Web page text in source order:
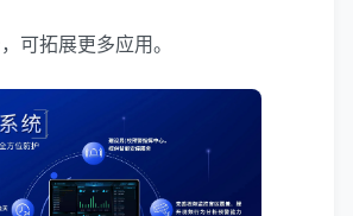
可拓展更多应用。